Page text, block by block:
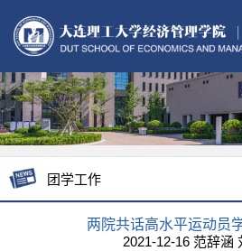
团学工作
两院共话高水平运动员
2021-12-16 范辞涵